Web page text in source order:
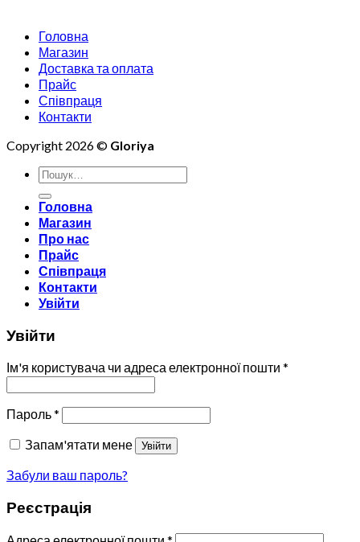
Головна
Магазин
Доставка та оплата
Прайс
Співпраця
Контакти
Copyright 2026 © Gloriya
Шукати:
Головна
Магазин
Про нас
Прайс
Співпраця
Контакти
Увійти
Увійти
Ім'я користувача чи адреса електронної пошти *
Пароль*
Запам'ятати мене
Увійти
Забули ваш пароль?
Реєстрація